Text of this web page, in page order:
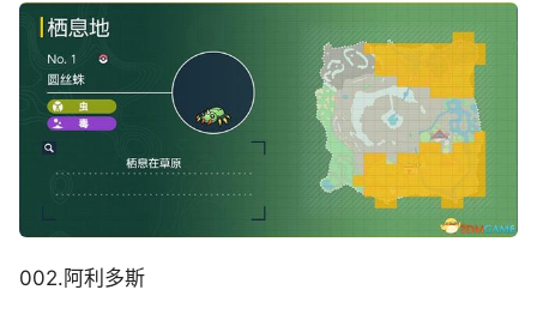
002.阿利多斯